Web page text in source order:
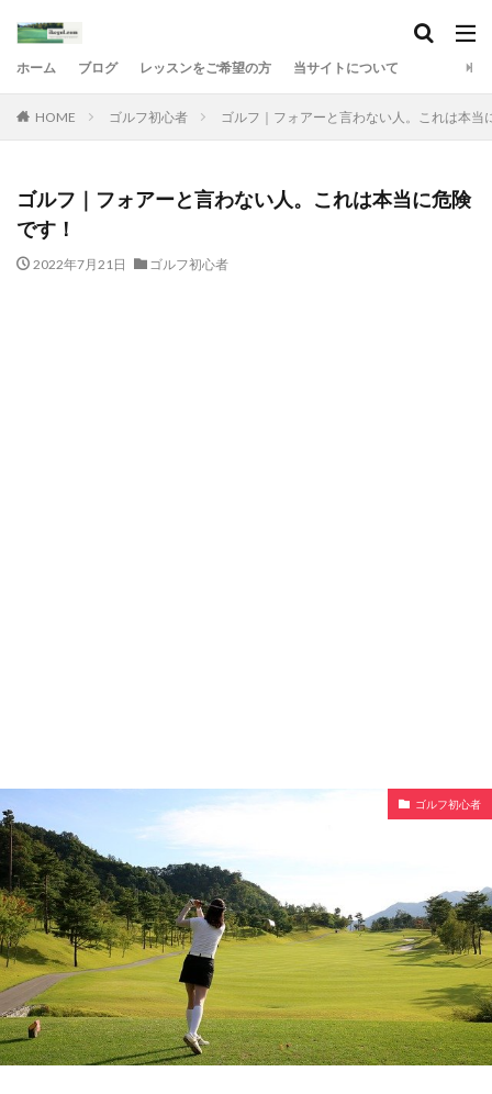
ホーム ブログ レッスンをご希望の方 当サイトについて
HOME ゴルフ初心者 ゴルフ｜フォアーと言わない人。これは本当
ゴルフ｜フォアーと言わない人。これは本当に危険
です！
2022年7月21日 ゴルフ初心者
ゴルフ初心者